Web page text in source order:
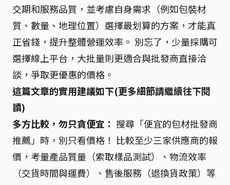
交期和服務品質，並考慮自身需求（例如包裝材
質、數量、地理位置）選擇最划算的方案，才能真
正省錢，提升整體營運效率。 別忘了，少量採購可
選擇線上平台，大批量則更適合與批發商直接洽
談，爭取更優惠的價格。
這篇文章的實用建議如下(更多細節請繼續往下閱
讀)
多方比較，勿只貪便宜： 搜尋「便宜的包材批發商
推薦」時，別只看價格！ 比較至少三家供應商的報
價，考量產品質量（索取樣品測試）、物流效率
（交貨時間與運費）、售後服務（退換貨政策）等